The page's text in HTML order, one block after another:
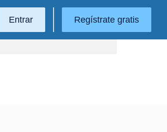
Entrar Regístrate gratis